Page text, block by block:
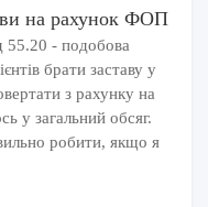
на рахунок ФОП
- подобова
брати заставу у
з рахунку на
у загальний обсяг.
робити, якщо я